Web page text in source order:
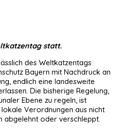
statt.
des Weltkatzentags
Bayern mit Nachdruck an
endlich eine landesweite
Die bisherige Regelung,
Ebene zu regeln, ist
Verordnungen aus nicht
abgelehnt oder verschleppt.